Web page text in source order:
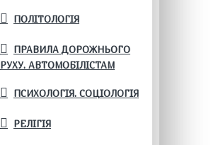
ПОЛІТОЛОГІЯ
ПРАВИЛА ДОРОЖНЬОГО
РУХУ. АВТОМОБІЛІСТАМ
ПСИХОЛОГІЯ. СОЦІОЛОГІЯ
РЕЛІГІЯ